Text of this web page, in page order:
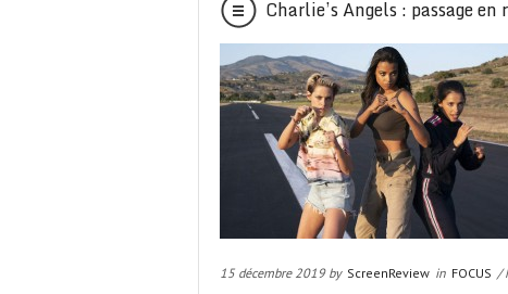
Charlie’s Angels : passage
15 décembre 2019 by ScreenReview in FOCUS /